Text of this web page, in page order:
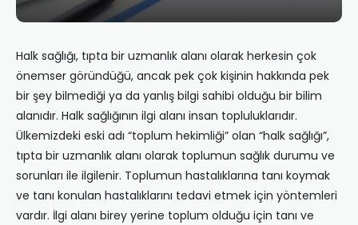
Halk sağlığı, tıpta bir uzmanlık alanı olarak herkesin çok
önemser göründüğü, ancak pek çok kişinin hakkında pek
bir şey bilmediği ya da yanlış bilgi sahibi olduğu bir bilim
alanıdır. Halk sağlığının ilgi alanı insan topluluklarıdır.
Ülkemizdeki eski adı “toplum hekimliği” olan “halk sağlığı”,
tıpta bir uzmanlık alanı olarak toplumun sağlık durumu ve
sorunları ile ilgilenir. Toplumun hastalıklarına tanı koymak
ve tanı konulan hastalıklarını tedavi etmek için yöntemleri
vardır. İlgi alanı birey yerine toplum olduğu için tanı ve